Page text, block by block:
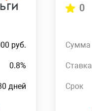
руб.
0.8%
дней
0
Сумма
Ставка
Срок